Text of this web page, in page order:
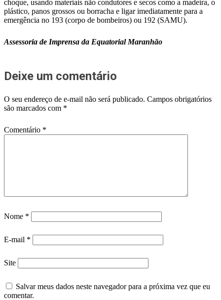
choque, usando materiais não condutores e secos como a madeira, o
plástico, panos grossos ou borracha e ligar imediatamente para a
emergência no 193 (corpo de bombeiros) ou 192 (SAMU).
Assessoria de Imprensa da Equatorial Maranhão
Deixe um comentário
O seu endereço de e-mail não será publicado. Campos obrigatórios
são marcados com *
Comentário *
Nome *
E-mail *
Site
Salvar meus dados neste navegador para a próxima vez que eu
comentar.